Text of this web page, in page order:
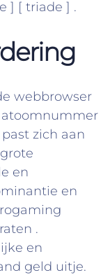
] [ triade ] .
webbrowser
atoomnummer
zich aan
en
en
.
en
geld uitje.